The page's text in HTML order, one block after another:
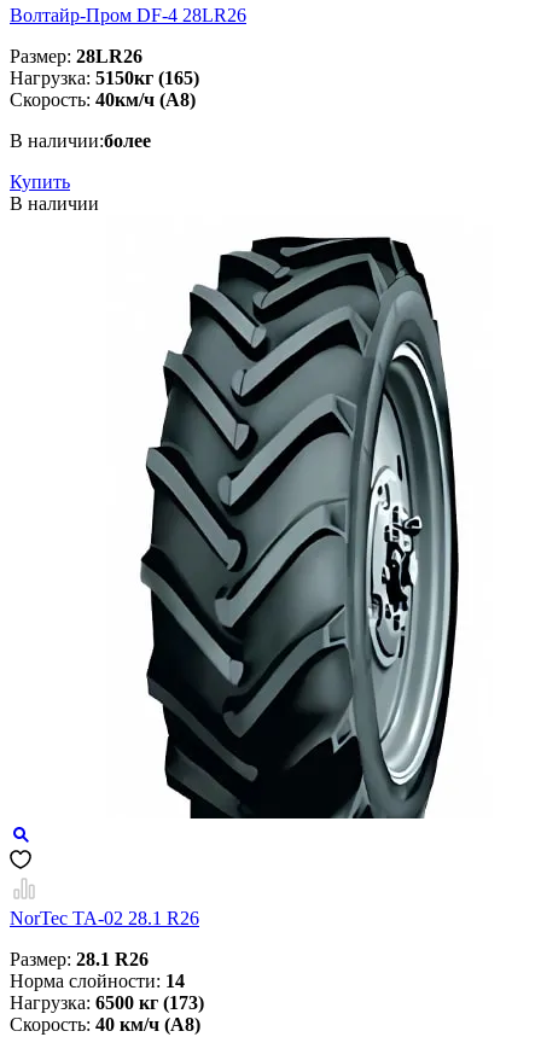
Волтайр-Пром DF-4 28LR26
Размер: 28LR26
Нагрузка: 5150кг (165)
Скорость: 40км/ч (А8)
В наличии:более
Купить
В наличии
NorTec TA-02 28.1 R26
Размер: 28.1 R26
Норма слойности: 14
Нагрузка: 6500 кг (173)
Скорость: 40 км/ч (A8)